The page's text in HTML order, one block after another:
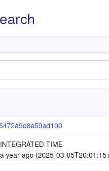
INTEGRATED TIME
a year ago (2025-03-